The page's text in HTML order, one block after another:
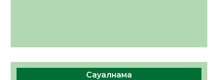
Сауалнама